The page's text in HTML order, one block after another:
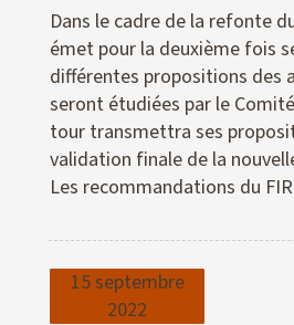
Dans le cadre de la refonte
émet pour la deuxième fois
différentes propositions des
seront étudiées par le
tour transmettra ses
validation finale de la
Les recommandations du
15 septembre
2022